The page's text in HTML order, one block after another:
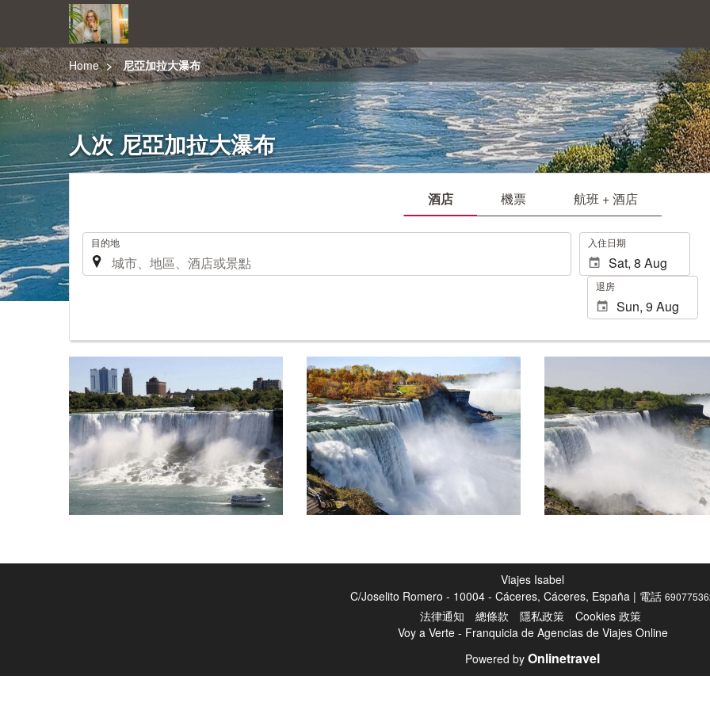
Home 尼亞加拉大瀑布
人次 尼亞加拉大瀑布
酒店 機票 航班 + 酒店
. 目的地 . 入住日期
退房
Viajes Isabel
C/Joselito Romero - 10004 - Cáceres, Cáceres, España | 電話
法律通知 總條款 隱私政策
Cookies 政策
Voy a Verte - Franquicia de Agencias de Viajes Online
Powered by Onlinetravel